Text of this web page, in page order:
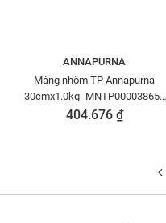
ANNAPURNA
Màng nhôm TP Annapurna
30cmx1.0kg- MNTP00003865 (
Bao bì mới)
404.676 ₫